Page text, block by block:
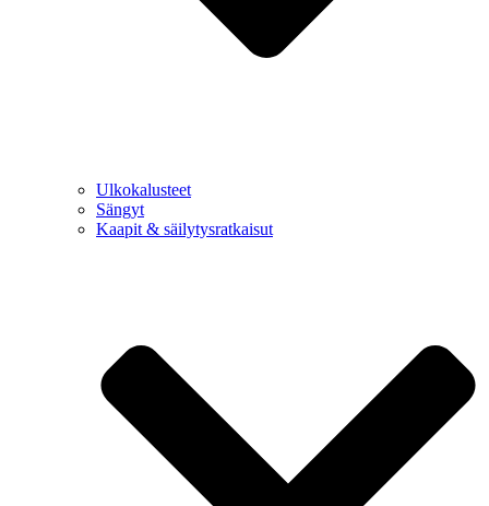
Ulkokalusteet
Sängyt
Kaapit & säilytysratkaisut